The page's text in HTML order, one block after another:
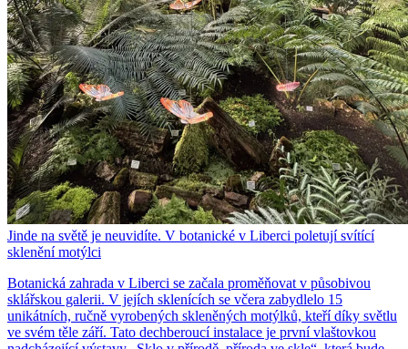
Jinde na světě je neuvidíte. V botanické v Liberci poletují svítící
sklenění motýlci
Botanická zahrada v Liberci se začala proměňovat v působivou
sklářskou galerii. V jejích sklenících se včera zabydlelo 15
unikátních, ručně vyrobených skleněných motýlků, kteří díky světlu
ve svém těle září. Tato dechberoucí instalace je první vlaštovkou